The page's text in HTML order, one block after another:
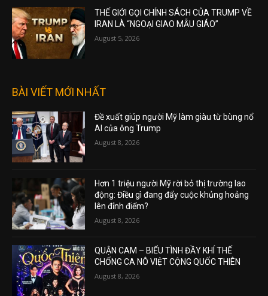
THẾ GIỚI GỌI CHÍNH SÁCH CỦA TRUMP VỀ
IRAN LÀ “NGOẠI GIAO MẪU GIÁO”
August 5, 2026
BÀI VIẾT MỚI NHẤT
Đề xuất giúp người Mỹ làm giàu từ bùng nổ
AI của ông Trump
August 8, 2026
Hơn 1 triệu người Mỹ rời bỏ thị trường lao
động: Điều gì đang đẩy cuộc khủng hoảng
lên đỉnh điểm?
August 8, 2026
QUẬN CAM – BIỂU TÌNH ĐẦY KHÍ THẾ
CHỐNG CA NÔ VIỆT CỘNG QUỐC THIÊN
August 8, 2026